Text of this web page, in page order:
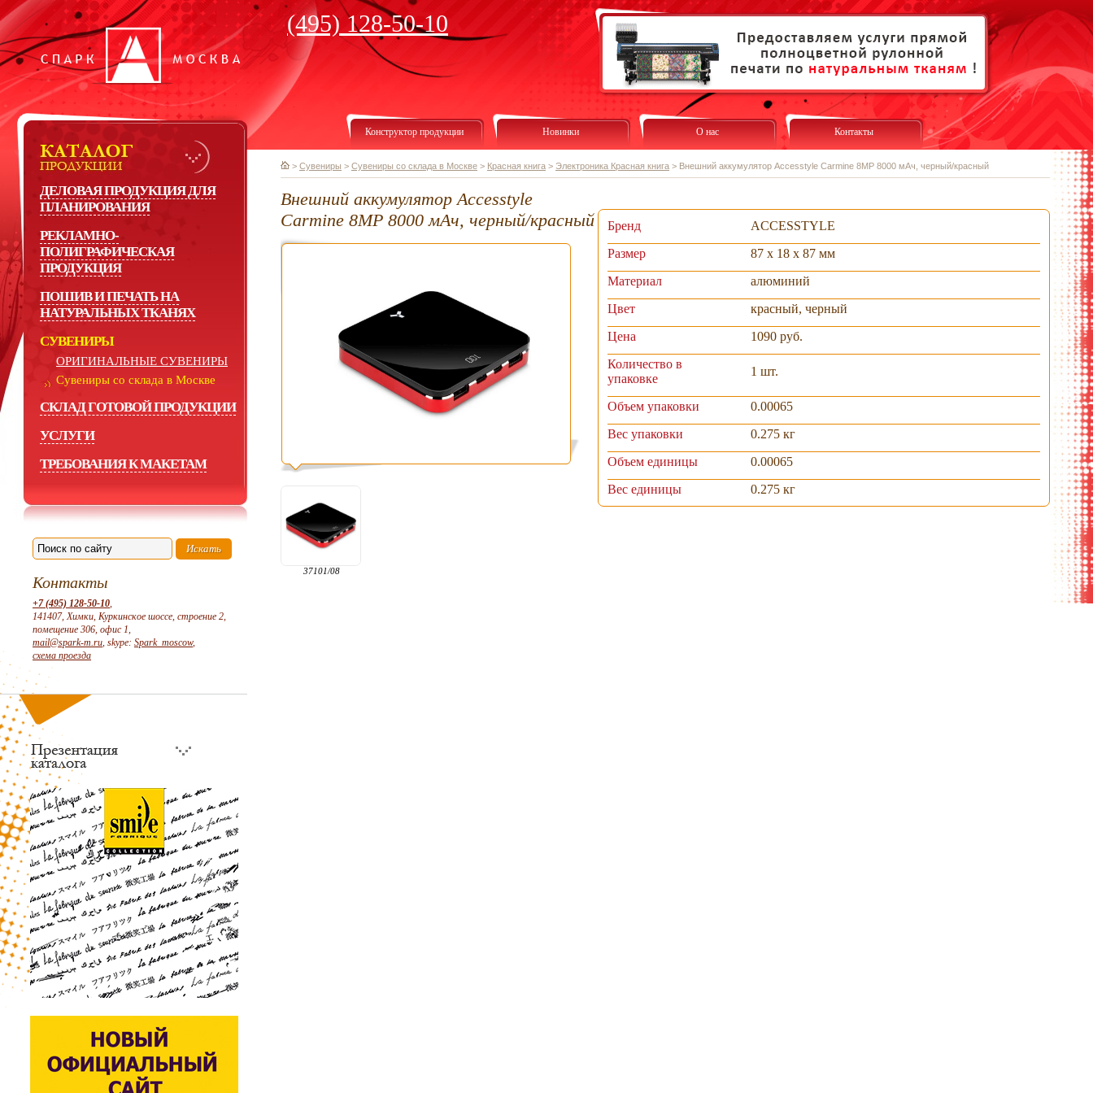
(495) 128-50-10
ДЕЛОВАЯ ПРОДУКЦИЯ ДЛЯ
ПЛАНИРОВАНИЯ
РЕКЛАМНО-
ПОЛИГРАФИЧЕСКАЯ
ПРОДУКЦИЯ
ПОШИВ И ПЕЧАТЬ НА
НАТУРАЛЬНЫХ ТКАНЯХ
СУВЕНИРЫ
ОРИГИНАЛЬНЫЕ СУВЕНИРЫ
Сувениры со склада в Москве
СКЛАД ГОТОВОЙ ПРОДУКЦИИ
УСЛУГИ
ТРЕБОВАНИЯ К МАКЕТАМ
Контакты
+7 (495) 128-50-10,
141407, Химки, Куркинское шоссе, строение 2,
помещение 306, офис 1,
mail@spark-m.ru, skype: Spark_moscow,
схема проезда
Конструктор продукции Новинки О нас Контакты
> Сувениры > Сувениры со склада в Москве > Красная книга > Электроника Красная книга > Внешний аккумулятор Accesstyle Carmine 8MP 8000 мАч, черный/красный
Внешний аккумулятор Accesstyle
Carmine 8MP 8000 мАч, черный/красный
37101/08
Бренд
ACCESSTYLE
Размер
87 x 18 x 87 мм
Материал
алюминий
Цвет
красный, черный
Цена
1090 руб.
Количество в
упаковке
1 шт.
Объем упаковки
0.00065
Вес упаковки
0.275 кг
Объем единицы
0.00065
Вес единицы
0.275 кг